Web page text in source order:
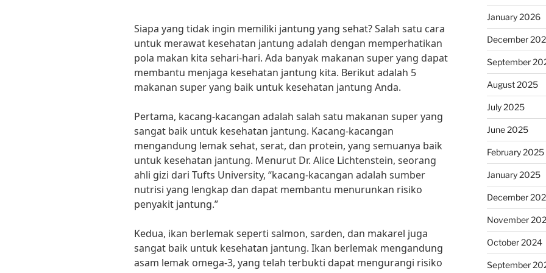
Siapa yang tidak ingin memiliki jantung yang sehat? Salah satu cara
untuk merawat kesehatan jantung adalah dengan memperhatikan
pola makan kita sehari-hari. Ada banyak makanan super yang dapat
membantu menjaga kesehatan jantung kita. Berikut adalah 5
makanan super yang baik untuk kesehatan jantung Anda.
Pertama, kacang-kacangan adalah salah satu makanan super yang
sangat baik untuk kesehatan jantung. Kacang-kacangan
mengandung lemak sehat, serat, dan protein, yang semuanya baik
untuk kesehatan jantung. Menurut Dr. Alice Lichtenstein, seorang
ahli gizi dari Tufts University, “kacang-kacangan adalah sumber
nutrisi yang lengkap dan dapat membantu menurunkan risiko
penyakit jantung.”
Kedua, ikan berlemak seperti salmon, sarden, dan makarel juga
sangat baik untuk kesehatan jantung. Ikan berlemak mengandung
asam lemak omega-3, yang telah terbukti dapat mengurangi risiko
January 2026
December
September
August 2025
July 2025
June 2025
February 2025
January 2025
December
November
October 2024
September